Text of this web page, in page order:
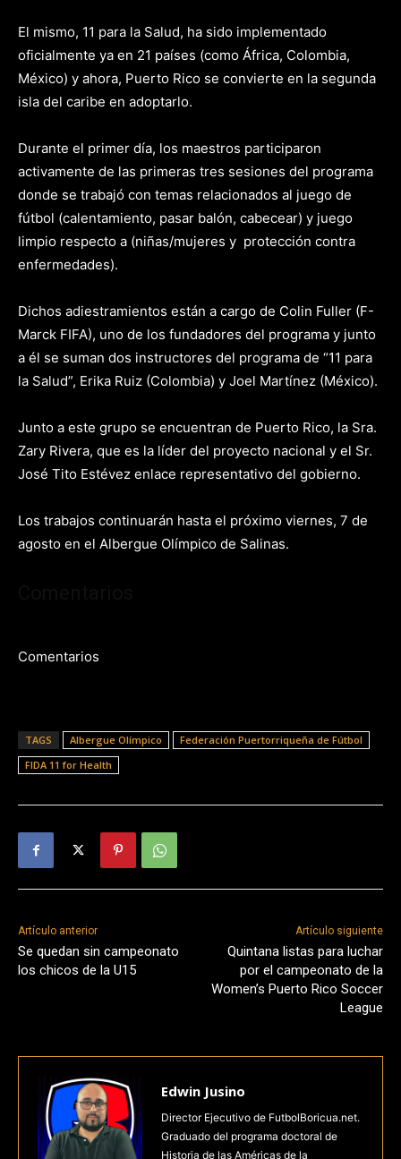
El mismo, 11 para la Salud, ha sido implementado
oficialmente ya en 21 países (como África, Colombia,
México) y ahora, Puerto Rico se convierte en la segunda
isla del caribe en adoptarlo.
Durante el primer día, los maestros participaron
activamente de las primeras tres sesiones del programa
donde se trabajó con temas relacionados al juego de
fútbol (calentamiento, pasar balón, cabecear) y juego
limpio respecto a (niñas/mujeres y protección contra
enfermedades).
Dichos adiestramientos están a cargo de Colin Fuller (F-
Marck FIFA), uno de los fundadores del programa y junto
a él se suman dos instructores del programa de “11 para
la Salud”, Erika Ruiz (Colombia) y Joel Martínez (México).
Junto a este grupo se encuentran de Puerto Rico, la Sra.
Zary Rivera, que es la líder del proyecto nacional y el Sr.
José Tito Estévez enlace representativo del gobierno.
Los trabajos continuarán hasta el próximo viernes, 7 de
agosto en el Albergue Olímpico de Salinas.
Comentarios
TAGS Albergue Olímpico
Federación Puertorriqueña de Fútbol
FIDA 11 for Health
Artículo anterior
Se quedan sin campeonato
los chicos de la U15
Artículo siguiente
Quintana listas para luchar
por el campeonato de la
Women’s Puerto Rico Soccer
League
Edwin Jusino
Director Ejecutivo de FutbolBoricua.net.
Graduado del programa doctoral de
Historia de las Américas de la